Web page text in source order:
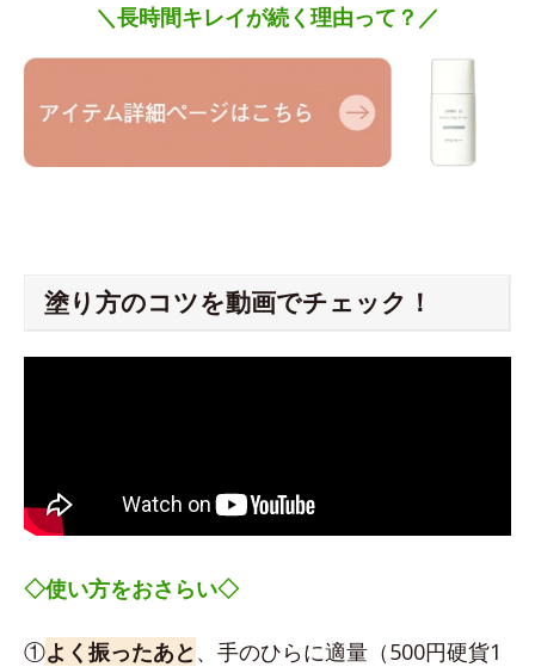
＼長時間キレイが続く理由って？／
塗り方のコツを動画でチェック！
◇使い方をおさらい◇
①よく振ったあと 、手のひらに適量（500円硬貨1